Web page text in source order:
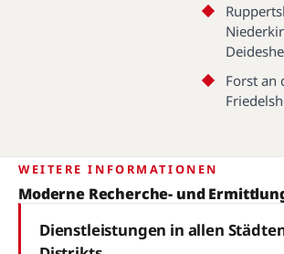
Forst an
WEITERE INFORMATIONEN
Moderne Recherche- und
Dienstleistungen in allen